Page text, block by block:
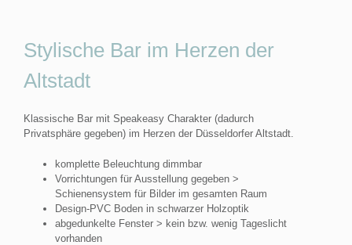
Stylische Bar im Herzen der
Altstadt
Klassische Bar mit Speakeasy Charakter (dadurch
Privatsphäre gegeben) im Herzen der Düsseldorfer Altstadt.
komplette Beleuchtung dimmbar
Vorrichtungen für Ausstellung gegeben >
Schienensystem für Bilder im gesamten Raum
Design-PVC Boden in schwarzer Holzoptik
abgedunkelte Fenster > kein bzw. wenig Tageslicht
vorhanden